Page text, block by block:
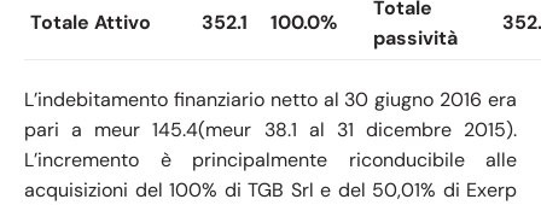
Totale Attivo 352.1 100.0%
Totale
passività
L’indebitamento finanziario netto al 30 giugno 2016 era
pari a meur 145.4(meur 38.1 al 31 dicembre 2015).
L’incremento è principalmente riconducibile alle
acquisizioni del 100% di TGB Srl e del 50,01% di Exerp